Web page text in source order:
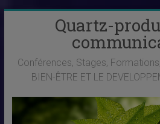
Quartz-
Conférences, Stages,
BIEN-ÊTRE ET LE